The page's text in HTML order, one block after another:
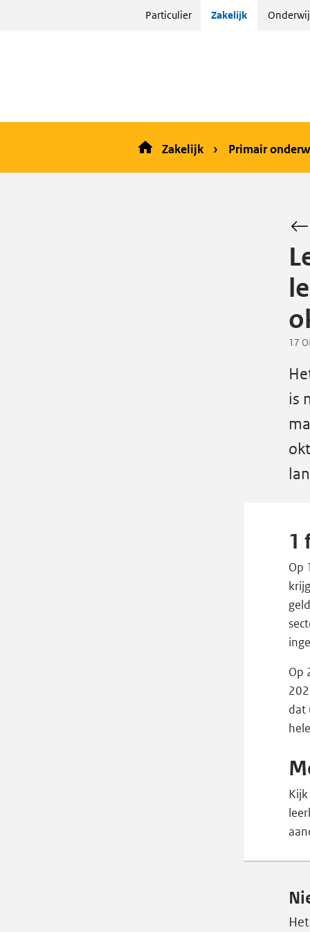
Particulier Zakelijk
Zakelijk Primair
17
is
1
Op
Op
dat